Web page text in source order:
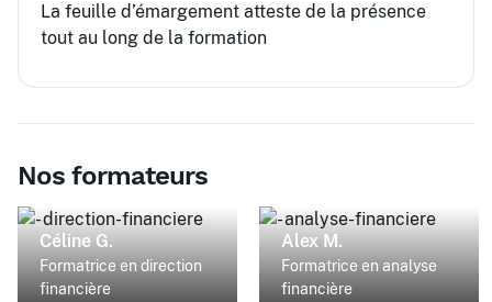
La feuille d’émargement atteste de la présence
tout au long de la formation
Nos formateurs
Céline G.
Formatrice en direction
financière
Alex M.
Formatrice en analyse
financière